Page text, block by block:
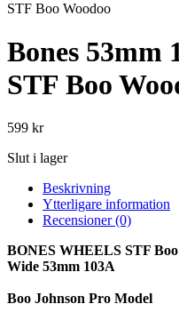
STF Boo Woodoo
Bones 53mm
STF Boo
599 kr
Slut i lager
Beskrivning
Ytterligare information
Recensioner (0)
BONES WHEELS STF
Wide 53mm 103A
Boo Johnson Pro Model